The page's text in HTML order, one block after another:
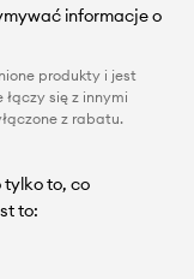
informacje o
produkty i jest
się z innymi
z rabatu.
tylko to, co
to: